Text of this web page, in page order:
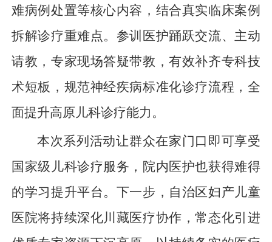
难病例处置等核心内容，结合真实临床案例
拆解诊疗重难点。参训医护踊跃交流、主动
请教，专家现场答疑带教，有效补齐专科技
术短板，规范神经疾病标准化诊疗流程，全
面提升高原儿科诊疗能力。
本次系列活动让群众在家门口即可享受
国家级儿科诊疗服务，院内医护也获得难得
的学习提升平台。下一步，自治区妇产儿童
医院将持续深化川藏医疗协作，常态化引进